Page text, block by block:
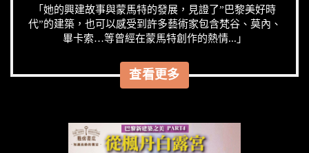
「她的興建故事與蒙馬特的發展，見證了”巴黎美好時
代”的建築，也可以感受到許多藝術家包含梵谷、莫內、
畢卡索…等曾經在蒙馬特創作的熱情...」
查看更多